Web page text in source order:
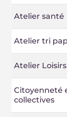
Atelier santé
Atelier tri
Atelier Loisirs
Citoyenneté
collectives